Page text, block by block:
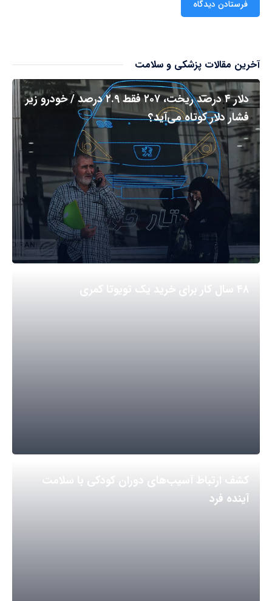
آخرین مقالات پزشکی و سلامت
دلار ۴ درصد ریخت، ۲۰۷ فقط ۲.۹ درصد / خودرو زیر
فشار دلار کوتاه می‌آید؟
۴۸ سال کار برای خرید یک تویوتا کمری
کشف ارتباط آسیب‌های دوران کودکی با سلامت
آینده فرد